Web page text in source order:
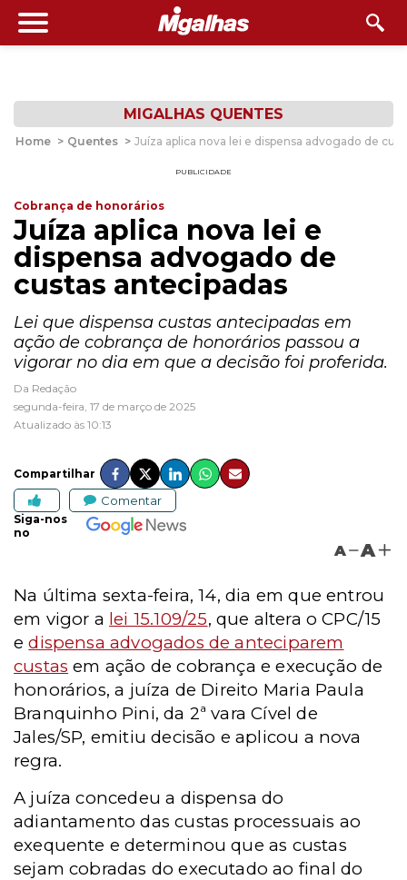
MIGALHAS QUENTES
Home > Quentes > Juíza aplica nova lei e dispensa advogado de
PUBLICIDADE
Cobrança de honorários
Juíza aplica nova lei e
dispensa advogado de
custas antecipadas
Lei que dispensa custas antecipadas em
ação de cobrança de honorários passou a
vigorar no dia em que a decisão foi proferida.
Da Redação
segunda-feira, 17 de março de 2025
Atualizado às 10:13
Compartilhar
Comentar
Siga-nos
no
A A
Na última sexta-feira, 14, dia em que entrou
em vigor a lei 15.109/25, que altera o CPC/15
edispensa advogados de anteciparem
custas em ação de cobrança e execução de
honorários, a juíza de Direito Maria Paula
Branquinho Pini, da 2ª vara Cível de
Jales/SP, emitiu decisão e aplicou a nova
regra.
A juíza concedeu a dispensa do
adiantamento das custas processuais ao
exequente e determinou que as custas
sejam cobradas do executado ao final do